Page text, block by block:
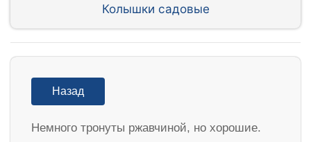
Колышки садовые
Назад
Немного тронуты ржавчиной, но хорошие.